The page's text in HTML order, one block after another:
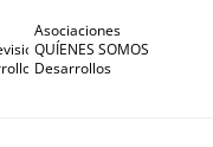
Asociaciones
e Internet
QUÍENES SOMOS
Desarrollos